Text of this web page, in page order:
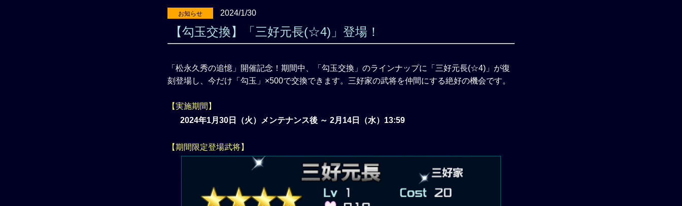
お知らせ 2024/1/30
【勾玉交換】「三好元長(☆4)」登場！
「松永久秀の追憶」開催記念！期間中、「勾玉交換」のラインナップに「三好元長(☆4)」が復
刻登場し、今だけ「勾玉」×500で交換できます。三好家の武将を仲間にする絶好の機会です。
【実施期間】
2024年1月30日（火）メンテナンス後 ～ 2月14日（水）13:59
【期間限定登場武将】